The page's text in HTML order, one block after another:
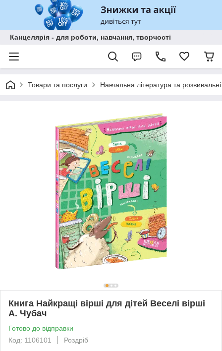
Канцелярія - для роботи, навчання, творчості
Товари та послуги Навчальна література та
Книга Найкращі вірші для дітей Веселі вірші
А. Чубач
Готово до відправки
Код: 1106101
Роздріб